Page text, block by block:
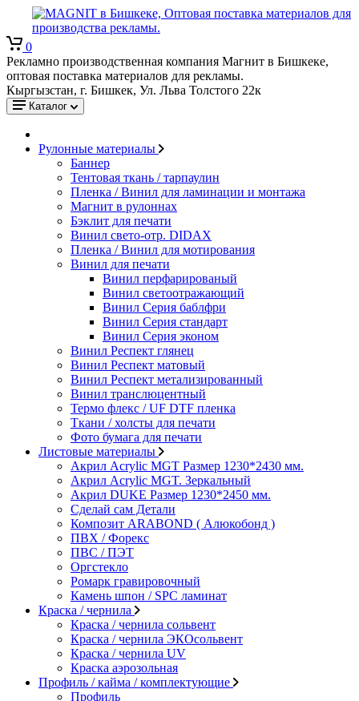
0
Рекламно производственная компания Магнит в Бишкеке,
оптовая поставка материалов для рекламы.
Кыргызстан, г. Бишкек, Ул. Льва Толстого 22к
Каталог
Рулонные материалы
Баннер
Тентовая ткань / тарпаулин
Пленка / Винил для ламинации и монтажа
Магнит в рулоннах
Бэклит для печати
Винил свето-отр. DIDAX
Пленка / Винил для мотирования
Винил для печати
Винил перфарированый
Винил светоотражающий
Винил Серия баблфри
Винил Серия стандарт
Винил Серия эконом
Винил Респект глянец
Винил Респект матовый
Винил Респект метализированный
Винил транслюцентный
Термо флекс / UF DTF пленка
Ткани / холсты для печати
Фото бумага для печати
Листовые материалы
Акрил Acrylic MGT Размер 1230*2430 мм.
Акрил Acrylic MGT. Зеркальный
Акрил DUKE Размер 1230*2450 мм.
Сделай сам Детали
Композит ARABOND ( Алюкобонд )
ПВХ / Форекс
ПВС / ПЭТ
Оргстекло
Ромарк гравировочный
Камень шпон / SPC ламинат
Краска / чернила
Краска / чернила сольвент
Краска / чернила ЭКОсольвент
Краска / чернила UV
Краска аэрозольная
Профиль / кайма / комплектующие
Профиль